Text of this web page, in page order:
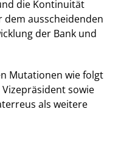
die Kontinuität
dem ausscheidenden
der Bank und
Mutationen wie folgt
sowie
als weitere